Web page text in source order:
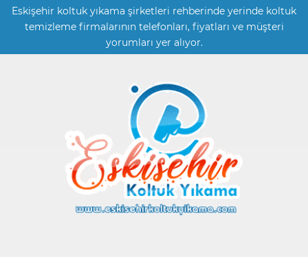
Eskişehir koltuk yıkama şirketleri rehberinde yerinde koltuk
temizleme firmalarının telefonları, fiyatları ve müşteri
yorumları yer alıyor.